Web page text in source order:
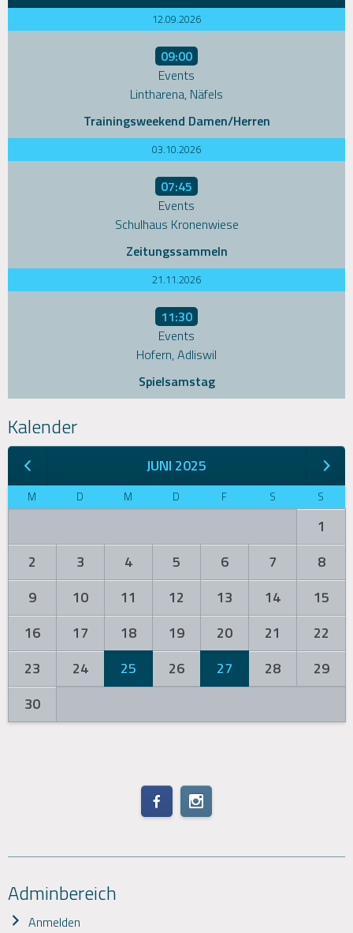
12.09.2026
09:00
Events
Lintharena, Näfels
Trainingsweekend Damen/Herren
03.10.2026
07:45
Events
Schulhaus Kronenwiese
Zeitungssammeln
21.11.2026
11:30
Events
Hofern, Adliswil
Spielsamstag
Kalender
JUNI 2025
M D M D F S S
1
2
3 4 5 6 7
8
9
10 11 12 13 14
15
16
17 18 19 20 21
22
23
24 25 26 27 28
29
30
Adminbereich
Anmelden